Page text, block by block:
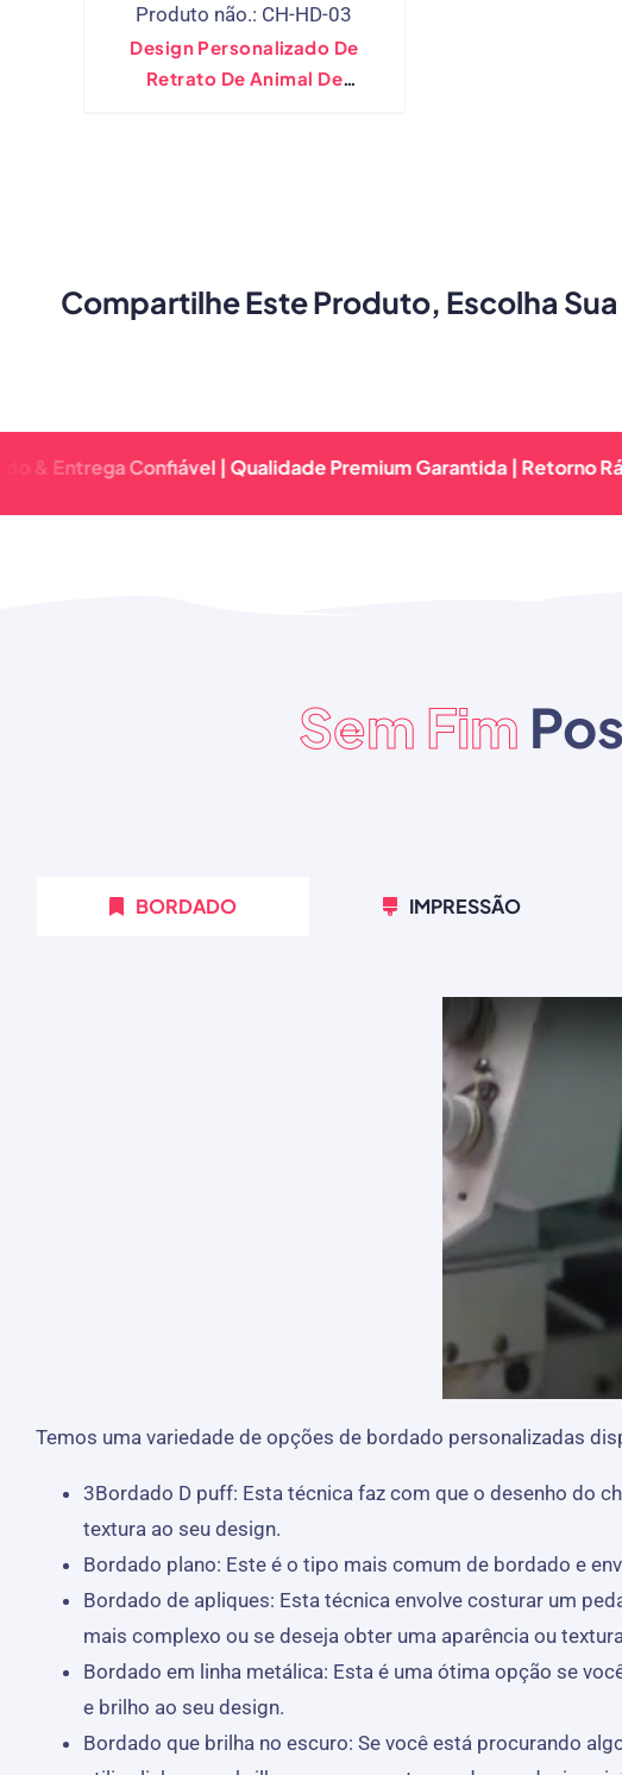
Produto não.: CH-HD-03
Design Personalizado De
Retrato De Animal De
Compartilhe Este Produto, Escolha
Confiável | Qualidade Premium Garantida | Retorno Rápido &
Sem Fim
BORDADO IMPRESSÃO
Temos uma variedade de opções de bordado personalizadas
3Bordado D puff: Esta técnica faz com que o desenho do
textura ao seu design.
Bordado plano: Este é o tipo mais comum de bordado e
Bordado de apliques: Esta técnica envolve costurar um
mais complexo ou se deseja obter uma aparência ou
Bordado em linha metálica: Esta é uma ótima opção se
e brilho ao seu design.
Bordado que brilha no escuro: Se você está procurando